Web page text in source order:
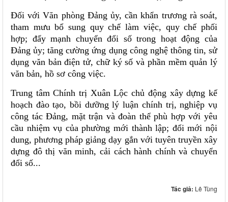
Đối với Văn phòng Đảng ủy, cần khẩn trương rà soát,
tham mưu bổ sung quy chế làm việc, quy chế phối
hợp; đẩy mạnh chuyển đổi số trong hoạt động của
Đảng ủy; tăng cường ứng dụng công nghệ thông tin, sử
dụng văn bản điện tử, chữ ký số và phần mềm quản lý
văn bản, hồ sơ công việc.
Trung tâm Chính trị Xuân Lộc chủ động xây dựng kế
hoạch đào tạo, bồi dưỡng lý luận chính trị, nghiệp vụ
công tác Đảng, mặt trận và đoàn thể phù hợp với yêu
cầu nhiệm vụ của phường mới thành lập; đổi mới nội
dung, phương pháp giảng dạy gắn với tuyên truyền xây
dựng đô thị văn minh, cải cách hành chính và chuyển
đổi số...
Tác giả: Lê Tùng